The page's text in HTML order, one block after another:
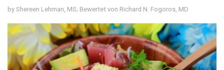
by Shereen Lehman, MS; Bewertet von Richard N. Fogoros, MD